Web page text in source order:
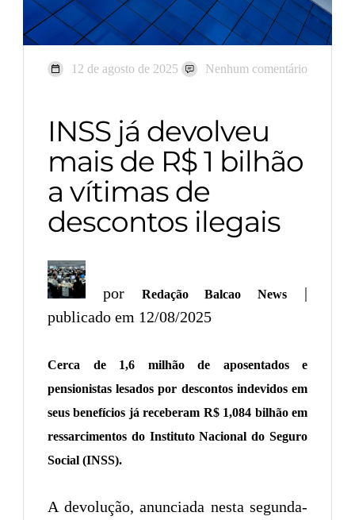
12 de agosto de 2025 Nenhum comentário
INSS já devolveu
mais de R$ 1 bilhão
a vítimas de
descontos ilegais
por Redação Balcao News
|
publicado em 12/08/2025
Cerca de 1,6 milhão de aposentados e
pensionistas lesados por descontos indevidos em
seus benefícios já receberam R$ 1,084 bilhão em
ressarcimentos do Instituto Nacional do Seguro
Social (INSS).
A devolução, anunciada nesta segunda-